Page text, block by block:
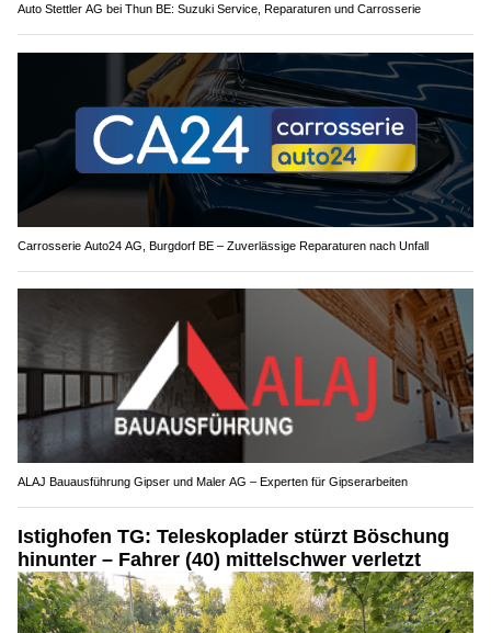
Auto Stettler AG bei Thun BE: Suzuki Service, Reparaturen und Carrosserie
Carrosserie Auto24 AG, Burgdorf BE – Zuverlässige Reparaturen nach Unfall
ALAJ Bauausführung Gipser und Maler AG – Experten für Gipserarbeiten
Istighofen TG: Teleskoplader stürzt Böschung
hinunter – Fahrer (40) mittelschwer verletzt